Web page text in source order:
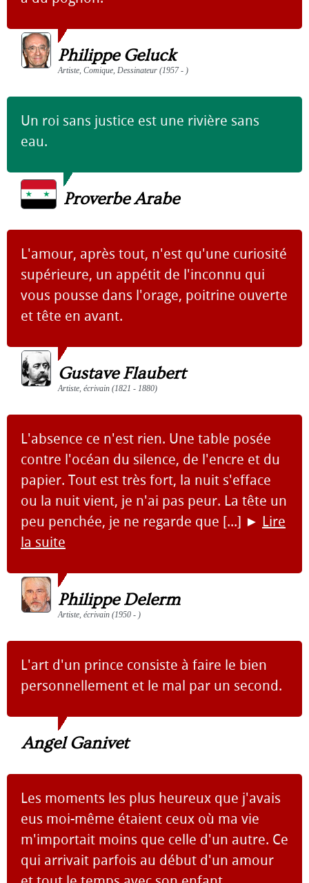
Philippe Geluck
Artiste, Comique, Dessinateur (1957 - )
Un roi sans justice est une rivière sans
eau.
Proverbe Arabe
L'amour, après tout, n'est qu'une curiosité
supérieure, un appétit de l'inconnu qui
vous pousse dans l'orage, poitrine ouverte
et tête en avant.
Gustave Flaubert
Artiste, écrivain (1821 - 1880)
L'absence ce n'est rien. Une table posée
contre l'océan du silence, de l'encre et du
papier. Tout est très fort, la nuit s'efface
ou la nuit vient, je n'ai pas peur. La tête un
peu penchée, je ne regarde que [...] ► Lire
la suite
Philippe Delerm
Artiste, écrivain (1950 - )
L'art d'un prince consiste à faire le bien
personnellement et le mal par un second.
Angel Ganivet
Les moments les plus heureux que j'avais
eus moi-même étaient ceux où ma vie
m'importait moins que celle d'un autre. Ce
qui arrivait parfois au début d'un amour